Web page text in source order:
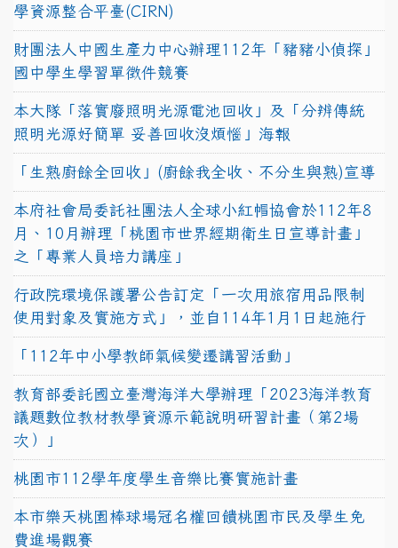
學資源整合平臺(CIRN)
財團法人中國生產力中心辦理112年「豬豬小偵探」
國中學生學習單徵件競賽
本大隊「落實廢照明光源電池回收」及「分辨傳統
照明光源好簡單 妥善回收沒煩惱」海報
「生熟廚餘全回收」(廚餘我全收、不分生與熟)宣導
本府社會局委託社團法人全球小紅帽協會於112年8
月、10月辦理「桃園市世界經期衛生日宣導計畫」
之「專業人員培力講座」
行政院環境保護署公告訂定「一次用旅宿用品限制
使用對象及實施方式」，並自114年1月1日起施行
「112年中小學教師氣候變遷講習活動」
教育部委託國立臺灣海洋大學辦理「2023海洋教育
議題數位教材教學資源示範說明研習計畫（第2場
次）」
桃園市112學年度學生音樂比賽實施計畫
本市樂天桃園棒球場冠名權回饋桃園市民及學生免
費進場觀賽